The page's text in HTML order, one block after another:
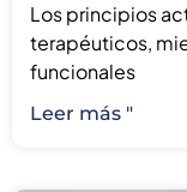
Los principios
terapéuticos,
funcionales
Leer más "